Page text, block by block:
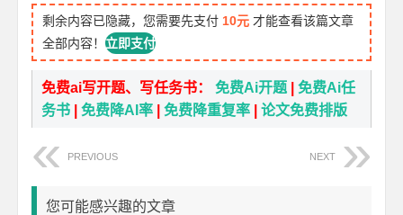
剩余内容已隐藏，您需要先支付 10元 才能查看该篇文章
全部内容！立即支付
免费ai写开题、写任务书：免费Ai开题 |免费Ai任
务书 |免费降AI率 |免费降重复率 |论文免费排版
PREVIOUS NEXT
您可能感兴趣的文章